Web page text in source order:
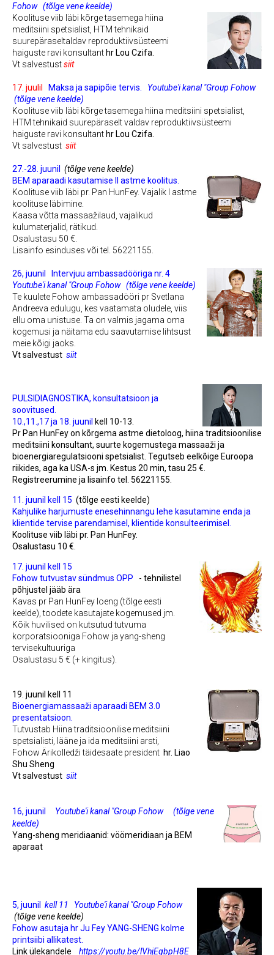
Fohow (tõlge vene keelde)
Koolituse viib läbi kõrge tasemega hiina
meditsiini spetsialist, HTM tehnikaid
suurepäraseltaldav reproduktiivsüsteemi
haiguste ravi konsultant hr Lou Czifa.
Vt salvestustsiit
17. juulil Maksa ja sapipõie tervis. Youtube'i kanal "Group Fohow
(tõlge vene keelde)
Koolituse viib läbi kõrge tasemega hiina meditsiini spetsialist,
HTM tehnikaid suurepäraselt valdav reproduktiivsüsteemi
haiguste ravi konsultant hr Lou Czifa.
Vt salvestust siit
27.-28. juunil
(tõlge vene keelde)
BEM aparaadi kasutamise II astme koolitus.
Koolituse viib läbi pr. Pan HunFey. Vajalik I astme
koolituse läbimine.
Kaasa võtta massaažilaud, vajalikud
kulumaterjalid, rätikud.
Osalustasu 50 €.
Lisainfo esinduses või tel. 56221155.
26, juunil
Intervjuu ambassadööriga nr. 4
Youtube'i kanal "Group Fohow (tõlge vene keelde)
Te kuulete Fohow ambassadööri pr Svetlana
Andreeva edulugu, kes vaatamata oludele, viis
ellu oma unistuse. Ta on valmis jagama oma
kogemusi ja näitama edu saavutamise lihtsust
meie kõigi jaoks.
Vt salvestust siit
PULSIDIAGNOSTIKA, konsultatsioon ja
soovitused.
10.,11.,17 ja 18. juunil kell 10-13.
Pr Pan HunFeyon kõrgema astme dietoloog, hiina traditsioonilise
meditsiini konsultant, suurte kogemustega massaaži ja
bioenergiaregulatsiooni spetsialist. Tegutseb eelkõige Euroopa
riikides, aga ka USA-s jm. Kestus 20 min, tasu 25 €.
Registreerumine ja lisainfo tel. 56221155.
11. juunil kell 15 (tõlge eesti keelde)
Kahjulike harjumuste enesehinnangu lehe kasutamine enda ja
klientide tervise parendamisel, klientide konsulteerimisel.
Koolituse viib läbi pr. Pan HunFey.
Osalustasu 10 €.
17. juunil kell 15
Fohow tutvustav sündmus OPP - tehnilistel
põhjustel jääb ära
Kavas pr Pan HunFey loeng (tõlge eesti
keelde), toodete kasutajate kogemused jm.
Kõik huvilised on kutsutudtutvuma
korporatsiooniga Fohow ja yang-sheng
tervisekultuuriga
Osalustasu 5 € (+ kingitus).
19. juunil kell 11
Bioenergiamassaaži aparaadi BEM 3.0
presentatsioon.
Tutvustab Hiina traditsioonilise meditsiini
spetsialisti, lääne ja ida meditsiini arsti,
Fohow Ärikolledži täidesaate president hr. Liao
Shu Sheng
Vt salvestust siit
16, juunil Youtube'i kanal "Group Fohow
(tõlge vene
keelde)
Yang-sheng meridiaanid: vöömeridiaan ja BEM
aparaat
5, juunil kell 11 Youtube'i kanal "Group Fohow
(tõlge vene keelde)
Fohow asutaja hr Ju FeyYANG-SHENG kolme
printsiibi allikatest.
Link ülekandele
https://youtu.be/lVhjEqbpH8E